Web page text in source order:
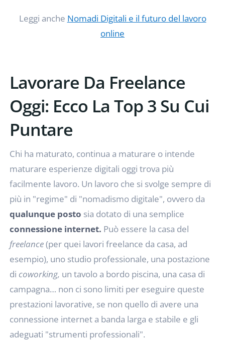
Leggi anche Nomadi Digitali e il futuro del lavoro
online
Lavorare Da Freelance
Oggi: Ecco La Top 3 Su Cui
Puntare
Chi ha maturato, continua a maturare o intende
maturare esperienze digitali oggi trova più
facilmente lavoro. Un lavoro che si svolge sempre di
più in "regime" di "nomadismo digitale", ovvero da
qualunque posto sia dotato di una semplice
connessione internet. Può essere la casa del
freelance(per quei lavori freelance da casa, ad
esempio), uno studio professionale, una postazione
di coworking, un tavolo a bordo piscina, una casa di
campagna… non ci sono limiti per eseguire queste
prestazioni lavorative, se non quello di avere una
connessione internet a banda larga e stabile e gli
adeguati "strumenti professionali".